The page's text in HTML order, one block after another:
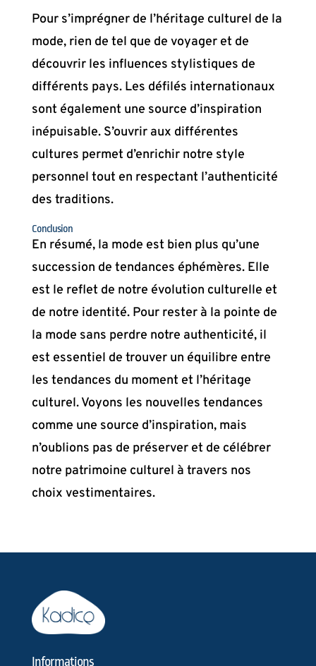
Pour s’imprégner de l’héritage culturel de la
mode, rien de tel que de voyager et de
découvrir les influences stylistiques de
différents pays. Les défilés internationaux
sont également une source d’inspiration
inépuisable. S’ouvrir aux différentes
cultures permet d’enrichir notre style
personnel tout en respectant l’authenticité
des traditions.
Conclusion
En résumé, la mode est bien plus qu’une
succession de tendances éphémères. Elle
est le reflet de notre évolution culturelle et
de notre identité. Pour rester à la pointe de
la mode sans perdre notre authenticité, il
est essentiel de trouver un équilibre entre
les tendances du moment et l’héritage
culturel. Voyons les nouvelles tendances
comme une source d’inspiration, mais
n’oublions pas de préserver et de célébrer
notre patrimoine culturel à travers nos
choix vestimentaires.
Informations